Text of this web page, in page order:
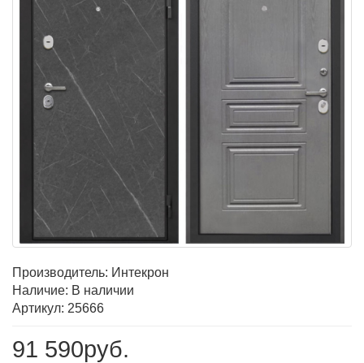
Производитель: Интекрон
Наличие: В наличии
Артикул: 25666
91 590руб.